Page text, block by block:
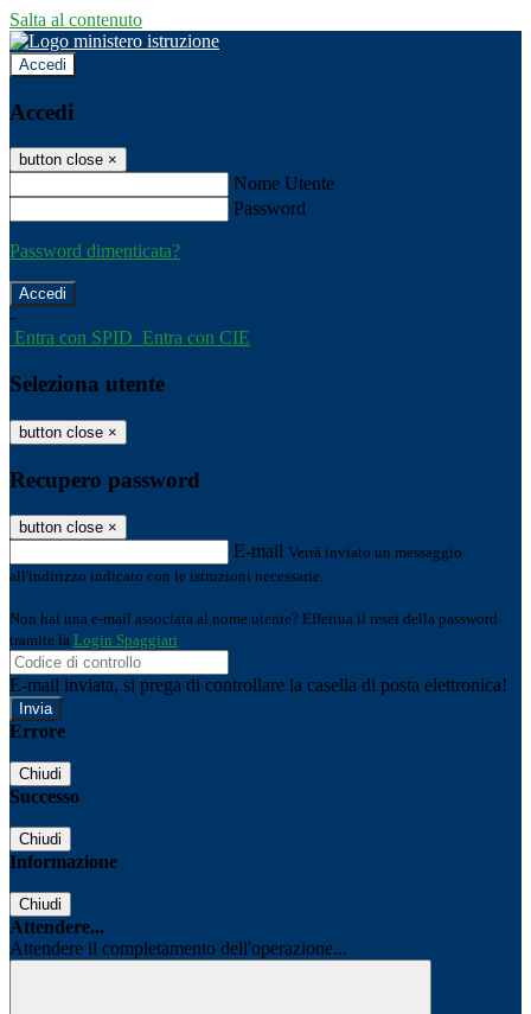
Salta al contenuto
Accedi
Accedi
button close ×
Nome Utente
Password
Password dimenticata?
-
Entra con SPID Entra con CIE
Seleziona utente
button close ×
Recupero password
button close ×
E-mail Verrà inviato un messaggio
all'indirizzo indicato con le istruzioni necessarie.
Non hai una e-mail associata al nome utente? Effettua il reset della password
tramite la Login Spaggiari
E-mail inviata, si prega di controllare la casella di posta elettronica!
Errore
Chiudi
Successo
Chiudi
Informazione
Chiudi
Attendere...
Attendere il completamento dell'operazione...